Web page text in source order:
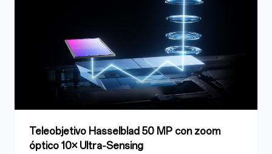
Teleobjetivo Hasselblad 50 MP con zoom
óptico 10× Ultra‑Sensing